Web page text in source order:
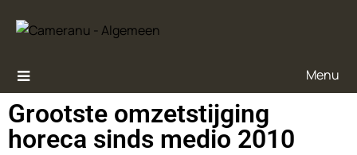
Menu
Grootste omzetstijging
horeca sinds medio 2010